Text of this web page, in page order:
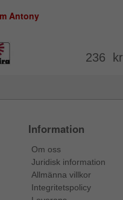
Antony
236 kr
Information
Om oss
Juridisk information
Allmänna villkor
Integritetspolicy